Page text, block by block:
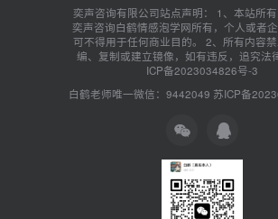
奕声咨询有限公司站点声明： 1、本站所
奕声咨询白鹤情感泡学网所有，个人或者
可不得用于任何商业目的。 2、所有内容
编、复制或建立镜像，如有违反，追究法
ICP备2023034826号-3
白鹤老师唯一微信：9442049 苏ICP备